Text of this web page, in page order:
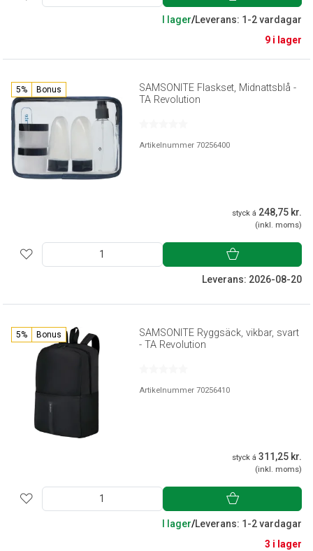
I lager/Leverans: 1-2 vardagar
9 i lager
5% Bonus
SAMSONITE Flaskset, Midnattsblå -
TA Revolution
Artikelnummer 70256400
styck á 248,75 kr.
(inkl. moms)
Leverans: 2026-08-20
5% Bonus
SAMSONITE Ryggsäck, vikbar, svart
- TA Revolution
Artikelnummer 70256410
styck á 311,25 kr.
(inkl. moms)
I lager/Leverans: 1-2 vardagar
3 i lager